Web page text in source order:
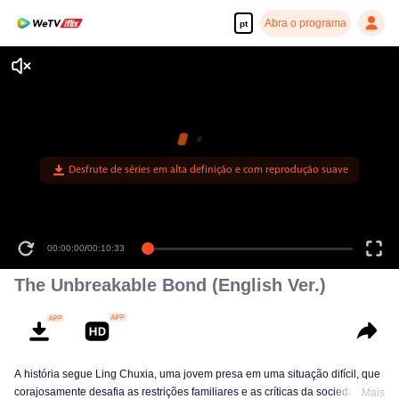
pt Abra o programa
Desfrute de séries em alta definição e com reprodução suave
00:00:00/00:10:33
The Unbreakable Bond (English Ver.)
A história segue Ling Chuxia, uma jovem presa em uma situação difícil, que
corajosamente desafia as restrições familiares e as críticas da sociedade.Mais